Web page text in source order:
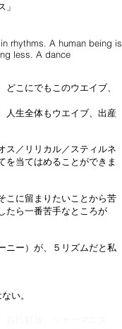
」
rhythms. A human being is
less. A dance
こにでもこのウエイブ、
人生全体もウエイブ、出産
ス／リリカル／スティルネ
を当てはめることができま
こに留まりたいことから苦
たら一番苦手なところが
ニー）が、５リズムだと私
い。